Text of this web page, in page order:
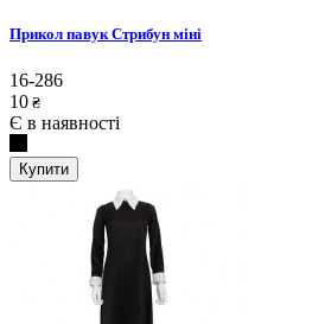
Прикол павук Стрибун міні
16-286
10 ₴
Є в наявності
Купити